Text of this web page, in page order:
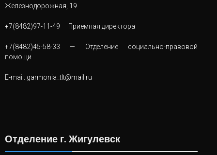
Железнодорожная, 19
+7(8482)97-11-49 — Приемная директора
+7(8482)45-58-33 — Отделение социально-правовой
помощи
E-mail: garmonia_tlt@mail.ru
Отделение г. Жигулевск